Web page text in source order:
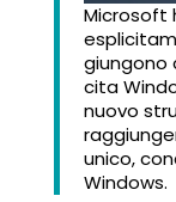
Microsoft
giungono
cita
nuovo
unico,
Windows.